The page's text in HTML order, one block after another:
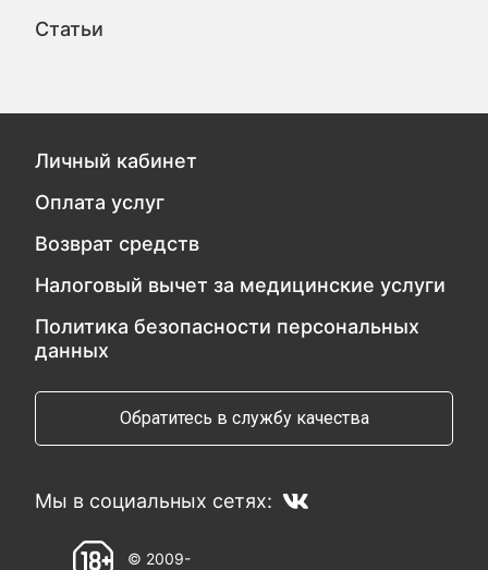
Статьи
Личный кабинет
Оплата услуг
Возврат средств
Налоговый вычет за медицинские услуги
Политика безопасности персональных
данных
Обратитесь в службу качества
Мы в социальных сетях:
© 2009-